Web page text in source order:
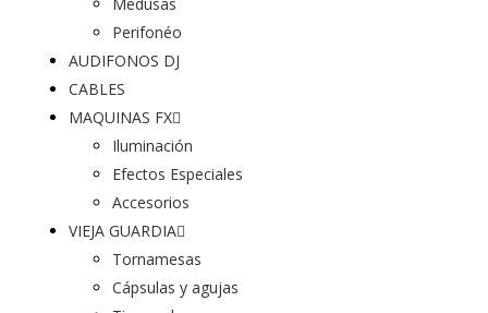
Perifonéo
AUDIFONOS DJ
CABLES
MAQUINAS FX
Iluminación
Efectos Especiales
Accesorios
VIEJA GUARDIA
Tornamesas
Cápsulas y agujas